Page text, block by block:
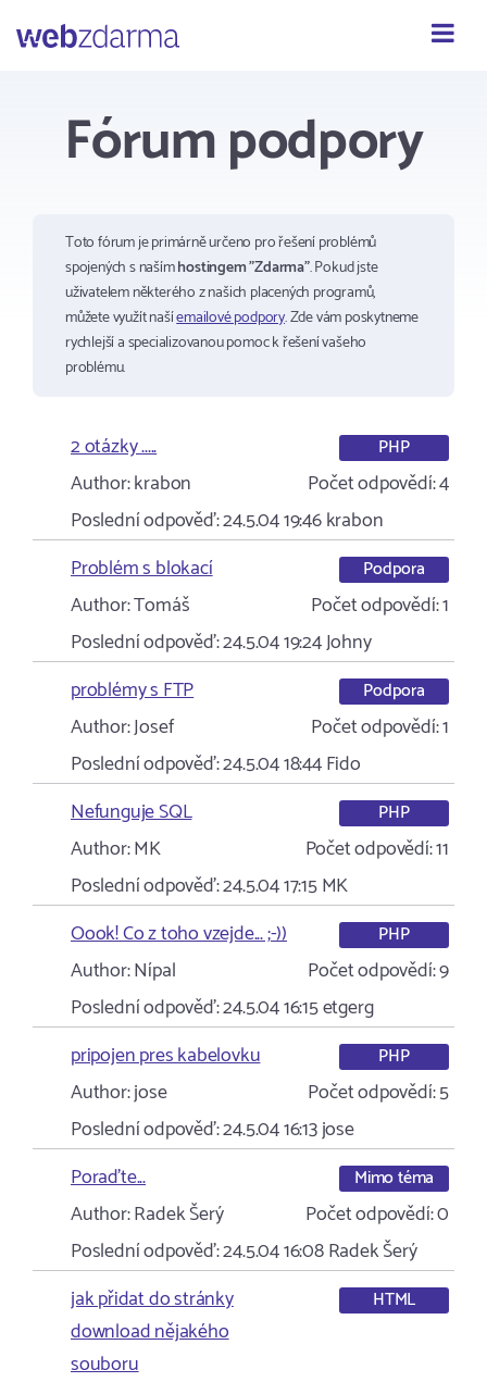
Fórum podpory
Toto fórum je primárně určeno pro řešení problémů
spojených s našímhostingem "Zdarma". Pokud jste
uživatelem některého z našich placených programů,
můžete využít našíemailové podpory. Zde vám poskytneme
rychlejší a specializovanou pomoc k řešení vašeho
problému.
2 otázky ..... PHP
Author:krabon Počet odpovědí:4
Poslední odpověď:24.5.04 19:46krabon
Problém s blokací
Podpora
Author:Tomáš Počet odpovědí:1
Poslední odpověď:24.5.04 19:24Johny
problémy s FTP
Podpora
Author:Josef Počet odpovědí:1
Poslední odpověď:24.5.04 18:44Fido
Nefunguje SQL
PHP
Author:MK Počet odpovědí:11
Poslední odpověď:24.5.04 17:15MK
Oook! Co z toho vzejde... ;-))
PHP
Author:Nípal Počet odpovědí:9
Poslední odpověď:24.5.04 16:15etgerg
pripojen pres kabelovku
PHP
Author:jose Počet odpovědí:5
Poslední odpověď:24.5.04 16:13jose
Poraďte...
Mimo téma
Author:Radek Šerý Počet odpovědí:0
Poslední odpověď:24.5.04 16:08Radek Šerý
jak přidat do stránky
download nějakého
souboru
HTML